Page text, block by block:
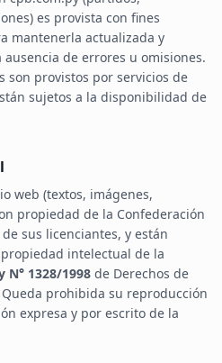
es provista con fines
mantenerla actualizada y
de errores u omisiones.
son provistos por servicios de
sujetos a la disponibilidad de
web (textos, imágenes,
propiedad de la Confederación
sus licenciantes, y están
intelectual de la
N° 1328/1998 de Derechos de
Queda prohibida su reproducción
expresa y por escrito de la